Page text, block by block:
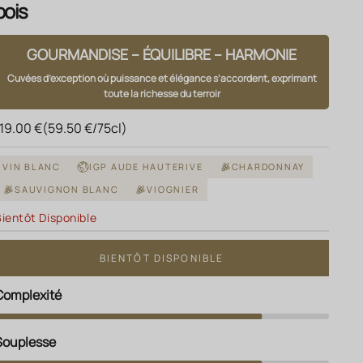
GOURMANDISE – ÉQUILIBRE – HARMONIE
Cuvées d’exception où puissance et élégance s’accordent, exprimant
toute la richesse du terroir
de vente
€(59.50 €/75cl)
VIN BLANC IGP AUDE HAUTERIVE
CHARDONNAY
SAUVIGNON BLANC
VIOGNIER
Disponible
BIENTÔT DISPONIBLE